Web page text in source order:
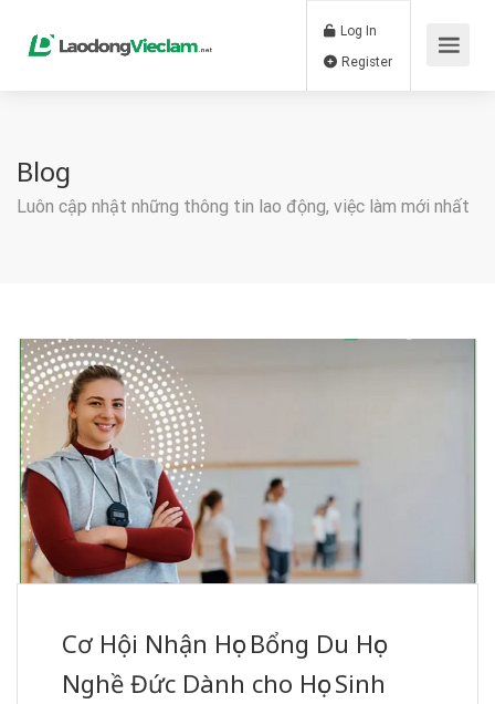
Log In
Blog
Luôn cập nhật những thông tin lao động, việc làm mới nhất
Cơ Hội Nhận Học Bổng Du Học
Nghề Đức Dành cho Học Sinh